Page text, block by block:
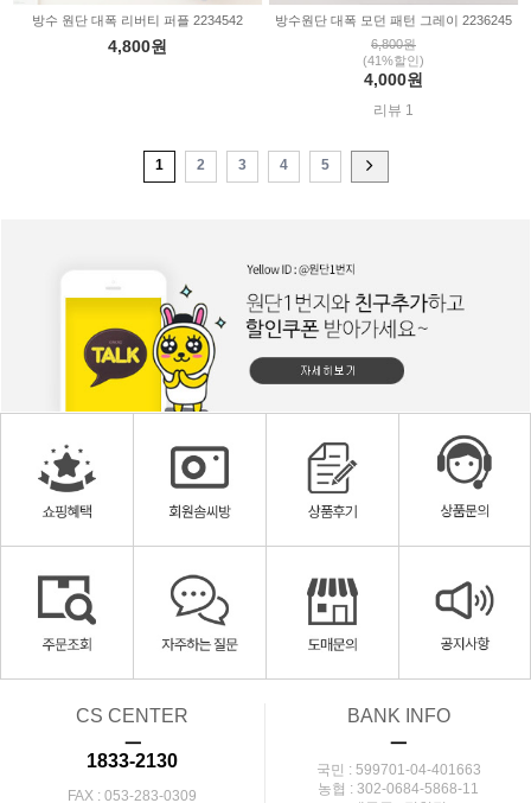
방수 원단 대폭 리버티 퍼플 2234542
4,800원
방수원단 대폭 모던 패턴 그레이 2236245
6,800원
(41%할인)
4,000원
리뷰 1
1 2 3 4 5
CS CENTER
ㅡ
1833-2130
FAX : 053-283-0309
BANK INFO
ㅡ
국민 : 599701-04-401663
농협 : 302-0684-5868-11